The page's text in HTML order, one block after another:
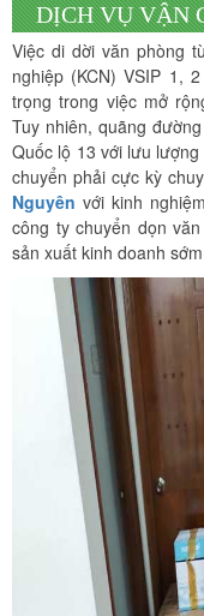
DỊCH VỤ VẬN
GÓI TỪ TPHCM
Việc di dời văn phòng
nghiệp (KCN) VSIP 1,
trọng trong việc mở
Tuy nhiên, quãng
Quốc lộ 13 với lưu
chuyển phải cực kỳ
Nguyên với kinh
công ty chuyển dọn
sản xuất kinh doanh